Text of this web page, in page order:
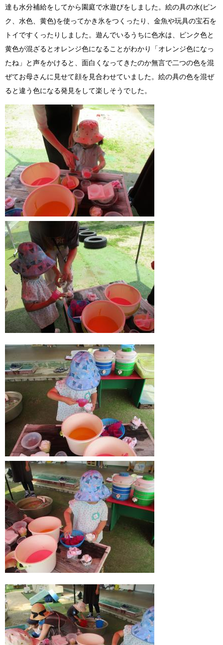
達も水分補給をしてから園庭で水遊びをしました。絵の具の水(ピン
ク、水色、黄色)を使ってかき氷をつくったり、金魚や玩具の宝石を
トイですくったりしました。遊んでいるうちに色水は、ピンク色と
黄色が混ざるとオレンジ色になることがわかり「オレンジ色になっ
たね」と声をかけると、面白くなってきたのか無言で二つの色を混
ぜてお母さんに見せて顔を見合わせていました。絵の具の色を混ぜ
ると違う色になる発見をして楽しそうでした。